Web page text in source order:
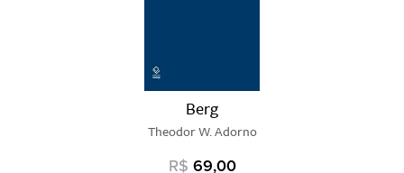
Berg
Theodor W. Adorno
R$ 69,00